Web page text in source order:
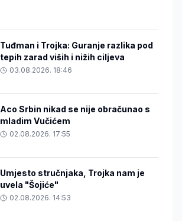
Tuđman i Trojka: Guranje razlika pod
tepih zarad viših i nižih ciljeva
03.08.2026. 18:46
Aco Srbin nikad se nije obračunao s
mladim Vučićem
02.08.2026. 17:55
Umjesto stručnjaka, Trojka nam je
uvela "Šojiće"
02.08.2026. 14:53